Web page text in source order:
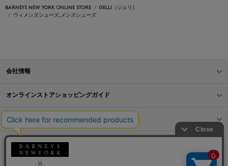
BARNEYS NEW YORK ONLINE STORE
GELLI（ジェリ）
ウィメンズシューズ,メンズシューズ
会社情報
オンラインストアショッピングガイド
店舗情報
サービス